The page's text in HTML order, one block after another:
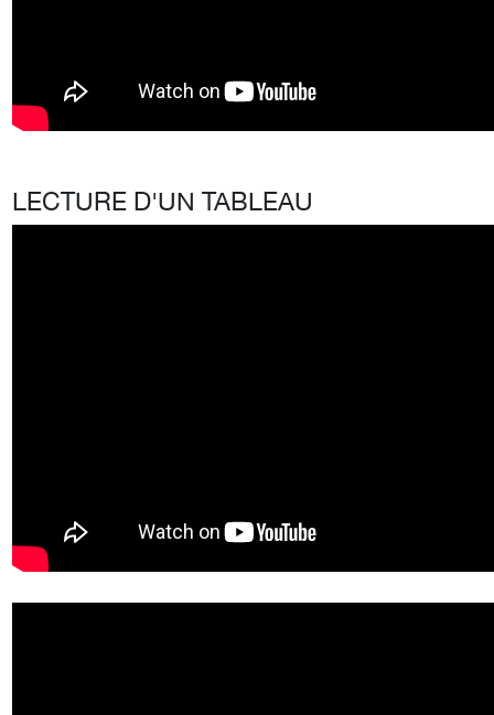
LECTURE D'UN TABLEAU